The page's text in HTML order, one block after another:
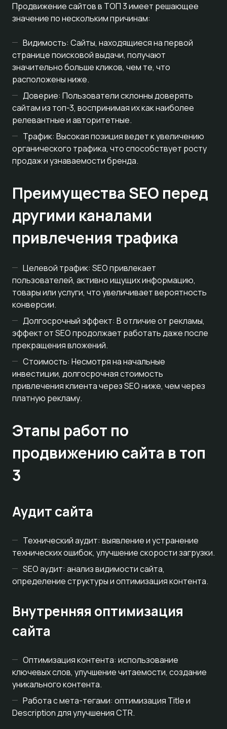
Продвижение сайтов в ТОП 3 имеет решающее
значение по нескольким причинам:
Видимость: Сайты, находящиеся на первой
странице поисковой выдачи, получают
значительно больше кликов, чем те, что
расположены ниже.
Доверие: Пользователи склонны доверять
сайтам из топ-3, воспринимая их как наиболее
релевантные и авторитетные.
Трафик: Высокая позиция ведет к увеличению
органического трафика, что способствует росту
продаж и узнаваемости бренда.
Преимущества SEO перед
другими каналами
привлечения трафика
Целевой трафик: SEO привлекает
пользователей, активно ищущих информацию,
товары или услуги, что увеличивает вероятность
конверсии.
Долгосрочный эффект: В отличие от рекламы,
эффект от SEO продолжает работать даже после
прекращения вложений.
Стоимость: Несмотря на начальные
инвестиции, долгосрочная стоимость
привлечения клиента через SEO ниже, чем через
платную рекламу.
Этапы работ по
продвижению сайта в топ
3
Аудит сайта
Технический аудит: выявление и устранение
технических ошибок, улучшение скорости загрузки.
SEO аудит: анализ видимости сайта,
определение структуры и оптимизация контента.
Внутренняя оптимизация
сайта
Оптимизация контента: использование
ключевых слов, улучшение читаемости, создание
уникального контента.
Работа с мета-тегами: оптимизация Title и
Description для улучшения CTR.